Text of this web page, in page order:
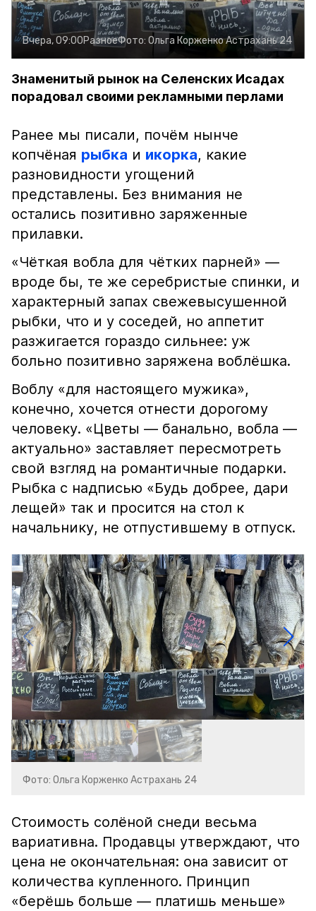
Вчера, 09:00РазноеФото: Ольга КорженкоАстрахань 24
Знаменитый рынок на Селенских Исадах
порадовал своими рекламными перлами
Ранее мы писали, почём нынче
копчёная рыбка и икорка, какие
разновидности угощений
представлены. Без внимания не
остались позитивно заряженные
прилавки.
«Чёткая вобла для чётких парней» —
вроде бы, те же серебристые спинки, и
характерный запах свежевысушенной
рыбки, что и у соседей, но аппетит
разжигается гораздо сильнее: уж
больно позитивно заряжена воблёшка.
Воблу «для настоящего мужика»,
конечно, хочется отнести дорогому
человеку. «Цветы — банально, вобла —
актуально» заставляет пересмотреть
свой взгляд на романтичные подарки.
Рыбка с надписью «Будь добрее, дари
лещей» так и просится на стол к
начальнику, не отпустившему в отпуск.
Фото: Ольга Корженко Астрахань 24
Стоимость солёной снеди весьма
вариативна. Продавцы утверждают, что
цена не окончательная: она зависит от
количества купленного. Принцип
«берёшь больше — платишь меньше»